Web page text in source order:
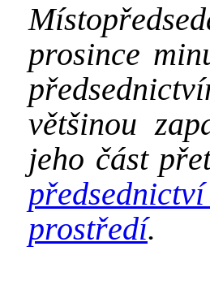
prosince
většinou
jeho část
prostředí.